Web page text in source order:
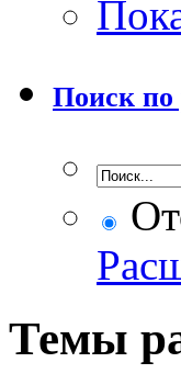
Поиск по
Темы